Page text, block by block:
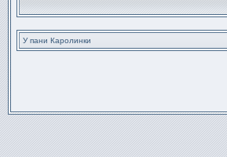
У пани Каролинки